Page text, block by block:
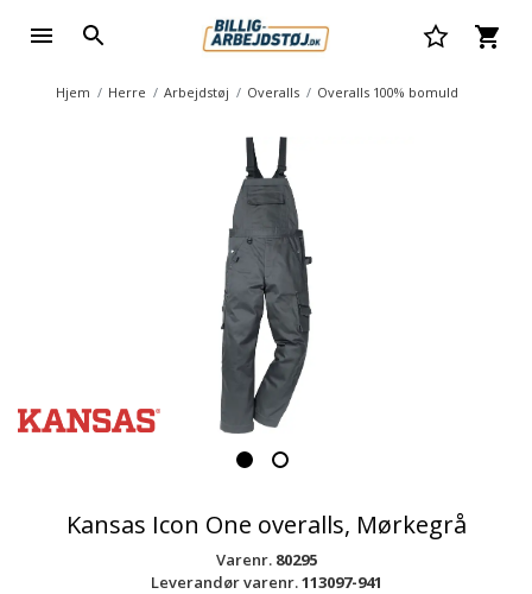
Hjem Herre Arbejdstøj Overalls Overalls 100% bomuld
Kansas Icon One overalls, Mørkegrå
Varenr. 80295
Leverandør varenr.113097-941